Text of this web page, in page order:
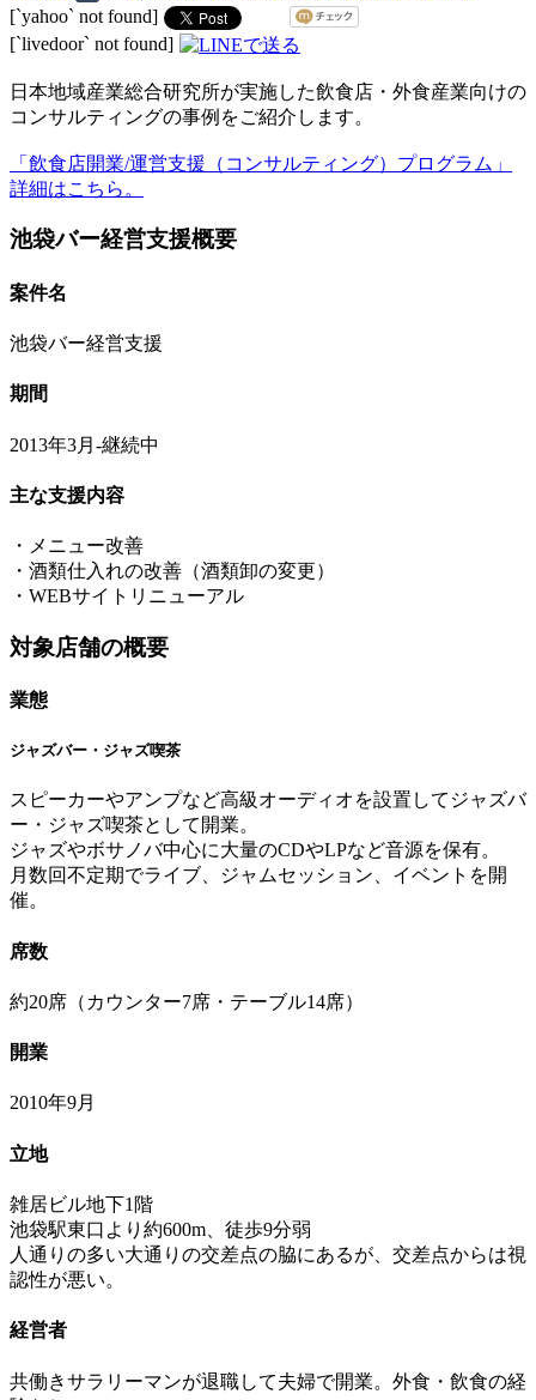
[`yahoo` not found]
[`livedoor` not found]
日本地域産業総合研究所が実施した飲食店・外食産業向けの
コンサルティングの事例をご紹介します。
「飲食店開業/運営支援（コンサルティング）プログラム」
詳細はこちら。
池袋バー経営支援概要
案件名
池袋バー経営支援
期間
2013年3月-継続中
主な支援内容
・メニュー改善
・酒類仕入れの改善（酒類卸の変更）
・WEBサイトリニューアル
対象店舗の概要
業態
ジャズバー・ジャズ喫茶
スピーカーやアンプなど高級オーディオを設置してジャズバ
ー・ジャズ喫茶として開業。
ジャズやボサノバ中心に大量のCDやLPなど音源を保有。
月数回不定期でライブ、ジャムセッション、イベントを開
催。
席数
約20席（カウンター7席・テーブル14席）
開業
2010年9月
立地
雑居ビル地下1階
池袋駅東口より約600m、徒歩9分弱
人通りの多い大通りの交差点の脇にあるが、交差点からは視
認性が悪い。
経営者
共働きサラリーマンが退職して夫婦で開業。外食・飲食の経